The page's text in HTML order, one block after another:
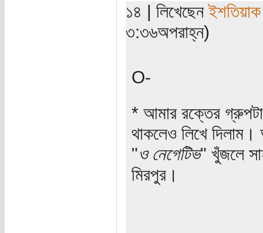
১৪ | লিখেছেন
৩:৩৬অপরাহ্ন)
O-
* আমার রক্তের
থাকলেও লিখে
"ও নেগেটিভ" খুঁজলে
মিরপুর।